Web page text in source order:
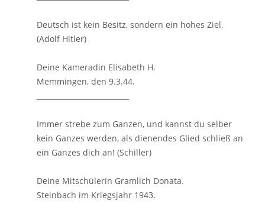
Deutsch ist kein Besitz, sondern ein hohes Ziel.
(Adolf Hitler)
Deine Kameradin Elisabeth H.
Memmingen, den 9.3.44.
Immer strebe zum Ganzen, und kannst du selber
kein Ganzes werden, als dienendes Glied schließ an
ein Ganzes dich an! (Schiller)
Deine Mitschülerin Gramlich Donata.
Steinbach im Kriegsjahr 1943.